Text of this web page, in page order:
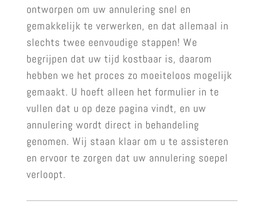
ontworpen om uw annulering snel en
gemakkelijk te verwerken, en dat allemaal in
slechts twee eenvoudige stappen! We
begrijpen dat uw tijd kostbaar is, daarom
hebben we het proces zo moeiteloos mogelijk
gemaakt. U hoeft alleen het formulier in te
vullen dat u op deze pagina vindt, en uw
annulering wordt direct in behandeling
genomen. Wij staan klaar om u te assisteren
en ervoor te zorgen dat uw annulering soepel
verloopt.